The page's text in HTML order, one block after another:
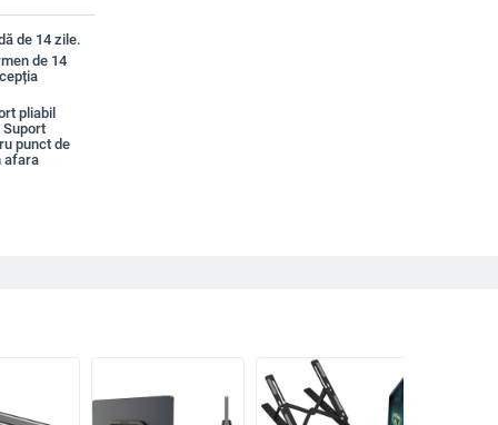
de 14 zile.
de 14
pliabil
Suport
punct de
afara